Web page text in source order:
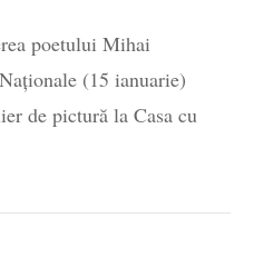
poetului Mihai
(15 ianuarie)
de pictură la Casa cu